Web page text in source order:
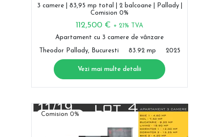
3 camere | 83,95 mp total | 2 balcoane | Pallady |
Comision 0%
112,500 € + 21% TVA
Apartament cu 3 camere de vânzare
Theodor Pallady, Bucuresti 83.92 mp 2025
Vezi mai multe detalii
Comision 0%